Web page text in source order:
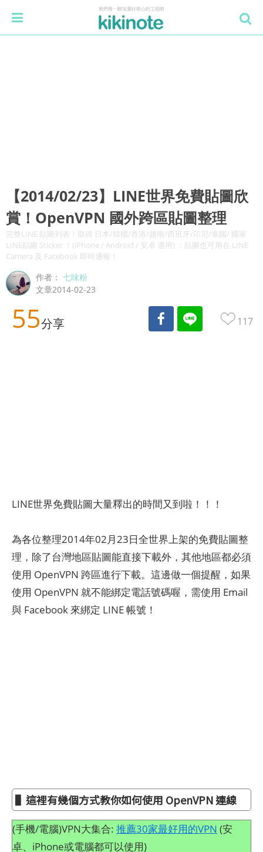
【2014/02/23】LINE世界免費貼圖欣
賞！OpenVPN 國外跨區貼圖整理
完整LINE 貼圖列表！取得 日本/韓國/香港/越南/西班牙/印尼/泰國/ 國家
LINE貼圖 Sticker ！(iPhone / Android / 安卓 適用) ；貼圖也可用在 LINE
Camera 及 Facebook 即時通喔！
作者：七味粉
文章2014-02-23
55分享 117
LINE世界免費貼圖大量釋出的時間又到啦！！！
為各位整理2014年02月23日全世界上架的免費貼圖整
理，除了台灣地區貼圖能直接下載外，其他地區都必須
使用 OpenVPN 跨區進行下載。這邊做一個提醒，如果
使用 OpenVPN 就不能綁定電話號碼喔，需使用 Email
與 Facebook 來綁定 LINE 帳號！
▌這裡有幾個方式教你如何使用 OpenVPN 連線
(手機/電腦)VPN大集合: 推薦30家最好用的VPN (安
卓、iPhone或電腦都可以使用)